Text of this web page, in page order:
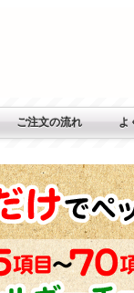
ご注文の流れ よ